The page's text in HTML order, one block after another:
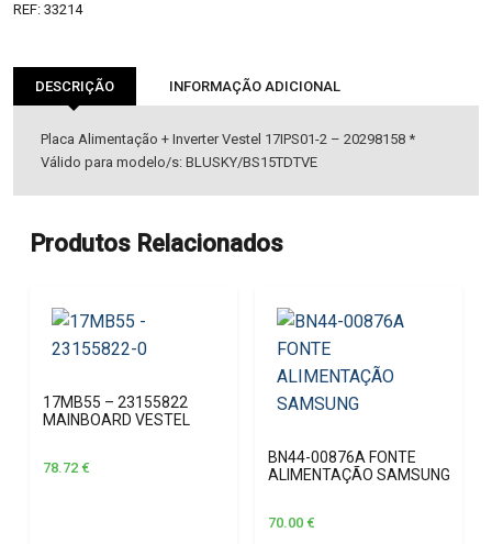
VESTEL
REF: 33214
DESCRIÇÃO INFORMAÇÃO ADICIONAL
Placa Alimentação + Inverter Vestel 17IPS01-2 – 20298158 *
Válido para modelo/s: BLUSKY/BS15TDTVE
Produtos Relacionados
17MB55 – 23155822
MAINBOARD VESTEL
78.72 €
BN44-00876A FONTE
ALIMENTAÇÃO SAMSUNG
70.00 €